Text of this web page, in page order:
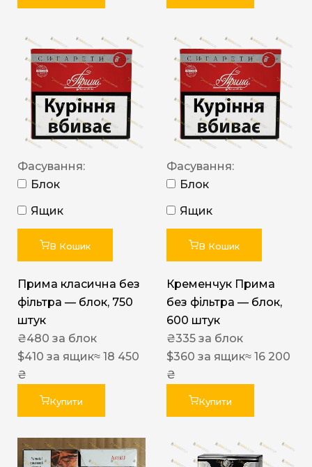
Фасування:
Блок
Ящик
В Кошик
Прима класична без
фільтра — блок, 750
штук
₴480 за блок
$410 за ящик≈ 18 450
₴
Купити
Фасування:
Блок
Ящик
В Кошик
Кременчук Прима
без фільтра — блок,
600 штук
₴335 за блок
$360 за ящик≈ 16 200
₴
Купити